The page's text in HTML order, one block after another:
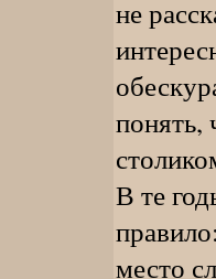
не
понять,
В те
место